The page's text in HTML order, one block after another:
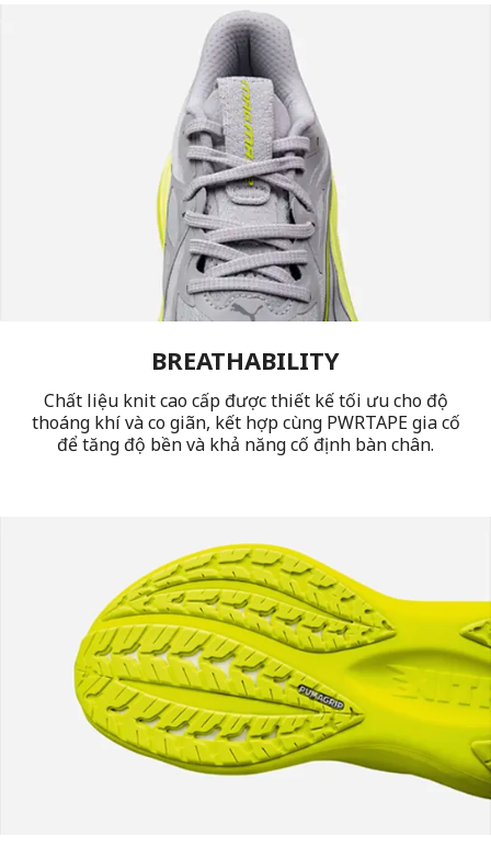
BREATHABILITY
Chất liệu knit cao cấp được thiết kế tối ưu cho độ
thoáng khí và co giãn, kết hợp cùng PWRTAPE gia cố
để tăng độ bền và khả năng cố định bàn chân.